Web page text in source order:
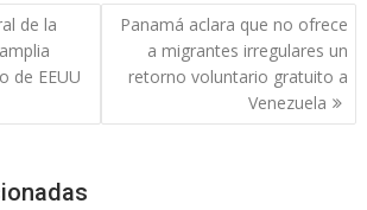
de la
de EEUU
Panamá aclara que no ofrece
a migrantes irregulares un
retorno voluntario gratuito a
Venezuela